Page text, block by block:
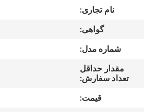
کارخانه
کنترل
نام تجاری:
گواهی:
شماره مدل:
مقدار حداقل
تعداد سفارش:
قیمت: